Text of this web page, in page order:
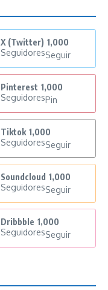
X (Twitter) 1,000
SeguidoresSeguir
Pinterest 1,000
SeguidoresPin
Tiktok 1,000
SeguidoresSeguir
Soundcloud 1,000
SeguidoresSeguir
Dribbble 1,000
SeguidoresSeguir